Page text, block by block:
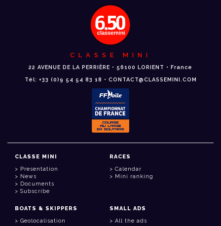
CLASSE MINI
22 AVENUE DE LA PERRIÈRE • 56100 LORIENT • France
Tél: +33 (0)9 54 54 83 18 • CONTACT@CLASSEMINI.COM
CLASSE MINI
Presentation
News
Documents
Subscribe
RACES
Calendar
Mini ranking
BOATS & SKIPPERS
Geolocalisation
SMALL ADS
All the ads